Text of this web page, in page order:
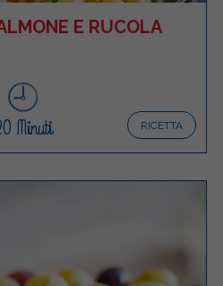
E RUCOLA
RICETTA
Minuti